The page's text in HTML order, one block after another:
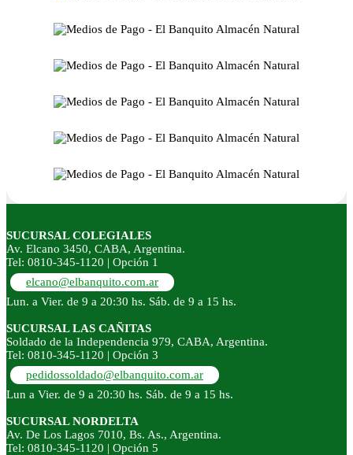
SUCURSAL COLEGIALES
Av. Elcano 3450, CABA, Argentina.
Tel: 0810-345-1120 | Opción 1
elcano@elbanquito.com.ar
Lun. a Vier. de 9 a 20:30 hs. Sáb. de 9 a 15 hs.
SUCURSAL LAS CAÑITAS
Soldado de la Independencia 979, CABA, Argentina.
Tel: 0810-345-1120 | Opción 3
pedidossoldado@elbanquito.com.ar
Lun a Vier. de 9 a 20:30 hs. Sáb. de 9 a 15 hs.
SUCURSAL NORDELTA
Av. De Los Lagos 7010, Bs. As., Argentina.
Tel: 0810-345-1120 | Opción 5